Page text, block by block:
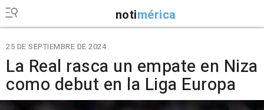
notimérica
25 DE SEPTIEMBRE DE 2024
La Real rasca un empate en Niza
como debut en la Liga Europa